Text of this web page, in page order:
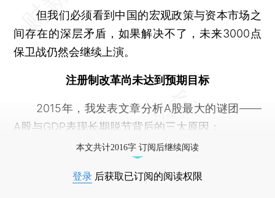
但我们必须看到中国的宏观政策与资本市场之
间存在的深层矛盾，如果解决不了，未来3000点
保卫战仍然会继续上演。
注册制改革尚未达到预期目标
2015年，我发表文章分析A股最大的谜团——
A股与GDP表现长期脱节背后的三大原因：
本文共计2016字 订阅后继续阅读
登录 后获取已订阅的阅读权限